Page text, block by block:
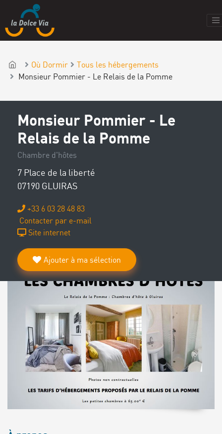
Où Dormir
Tous les hébergements
Monsieur Pommier - Le Relais de la Pomme
Monsieur Pommier - Le
Relais de la Pomme
Chambre d'hôtes
7 Place de la liberté
07190 GLUIRAS
+33 6 03 28 48 83
Contacter par e-mail
Site internet
Ajouter à ma sélection